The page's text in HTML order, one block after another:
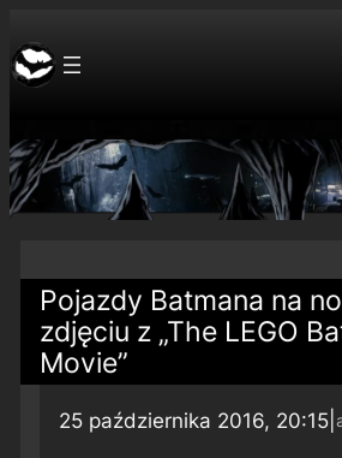
Pojazdy Batmana na
zdjęciu z „The LEGO
Movie”
25 października 2016, 20:15|